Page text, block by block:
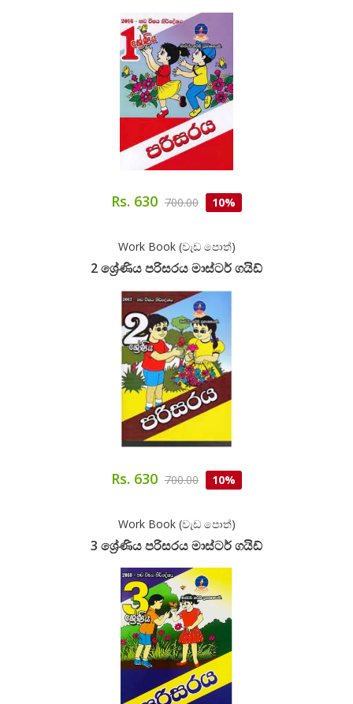
Rs. 630 700.00 10%
Work Book (වැඩ පොත්)
2 ශ්‍රේණිය පරිසරය මාස්ටර් ගයිඩ්
Rs. 630 700.00 10%
Work Book (වැඩ පොත්)
3 ශ්‍රේණිය පරිසරය මාස්ටර් ගයිඩ්